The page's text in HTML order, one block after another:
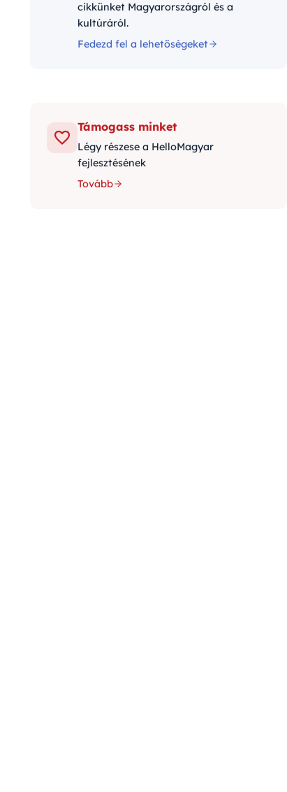
cikkünket Magyarországról és a
kultúráról.
Fedezd fel a lehetőségeket
Támogass minket
Légy részese a HelloMagyar
fejlesztésének
Tovább